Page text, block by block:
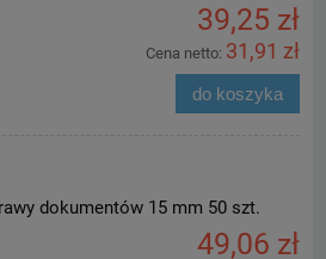
39,25 zł
Cena netto: 31,91 zł
do koszyka
dokumentów 15 mm 50 szt.
49,06 zł